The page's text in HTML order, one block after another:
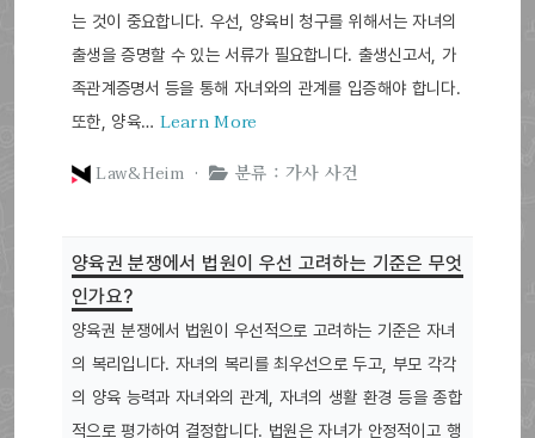
는 것이 중요합니다. 우선, 양육비 청구를 위해서는 자녀의
출생을 증명할 수 있는 서류가 필요합니다. 출생신고서, 가
족관계증명서 등을 통해 자녀와의 관계를 입증해야 합니다.
또한, 양육… Learn More
Law&Heim ·
분류 : 가사 사건
양육권 분쟁에서 법원이 우선 고려하는 기준은 무엇
인가요?
양육권 분쟁에서 법원이 우선적으로 고려하는 기준은 자녀
의 복리입니다. 자녀의 복리를 최우선으로 두고, 부모 각각
의 양육 능력과 자녀와의 관계, 자녀의 생활 환경 등을 종합
적으로 평가하여 결정합니다. 법원은 자녀가 안정적이고 행